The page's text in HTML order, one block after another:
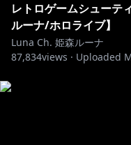
レトロゲームシューテ
ルーナ/ホロライブ】
Luna Ch. 姫森ルーナ
87,834views · Uploaded